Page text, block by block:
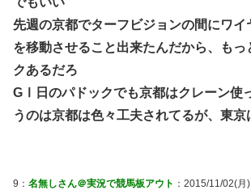
先週の京都でターフビジョンの間にワイ
を移動させること出来たんだから、もっ
クあるだろ
GⅠ日のパドックでも京都はクレーン使
うのは京都は色々工夫されてるが、東京
9： 名無しさん＠実況で競馬板アウト ：2015/11/02(